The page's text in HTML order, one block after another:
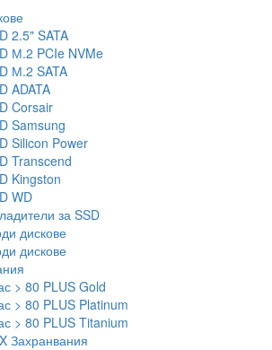
2.5" SATA
М.2 PCIe NVMe
М.2 SATA
ADATA
Corsair
Samsung
Silicon Power
Transcend
Kingston
WD
за SSD
дискове
дискове
> 80 PLUS Gold
> 80 PLUS Platinum
> 80 PLUS Titanium
Захранвания